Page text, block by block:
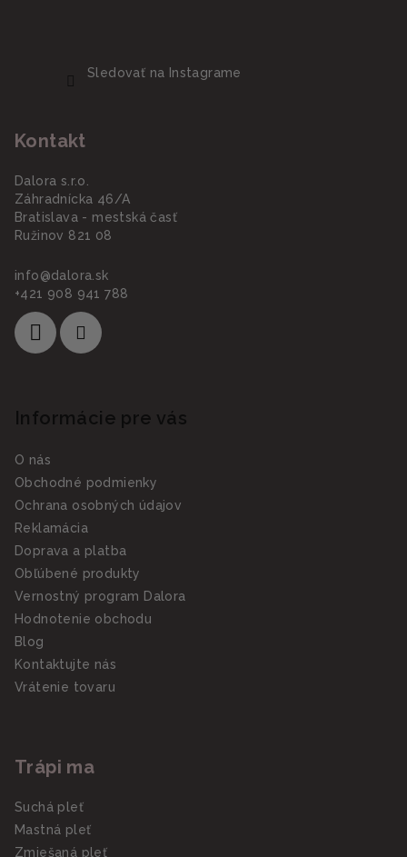
Sledovať na Instagrame
Kontakt
Dalora s.r.o.
Záhradnícka 46/A
Bratislava - mestská časť
Ružinov 821 08
info@dalora.sk
+421 908 941 788
Informácie pre vás
O nás
Obchodné podmienky
Ochrana osobných údajov
Reklamácia
Doprava a platba
Obľúbené produkty
Vernostný program Dalora
Hodnotenie obchodu
Blog
Kontaktujte nás
Vrátenie tovaru
Trápi ma
Suchá pleť
Mastná pleť
Zmiešaná pleť